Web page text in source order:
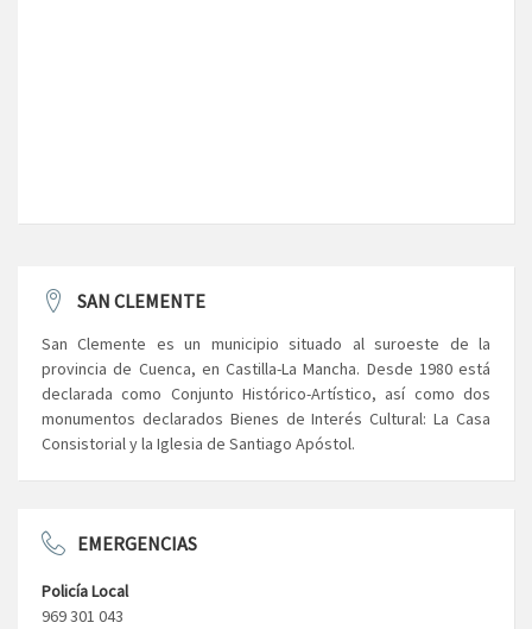
SAN CLEMENTE
San Clemente es un municipio situado al suroeste de la
provincia de Cuenca, en Castilla-La Mancha. Desde 1980 está
declarada como Conjunto Histórico-Artístico, así como dos
monumentos declarados Bienes de Interés Cultural: La Casa
Consistorial y la Iglesia de Santiago Apóstol.
EMERGENCIAS
Policía Local
969 301 043